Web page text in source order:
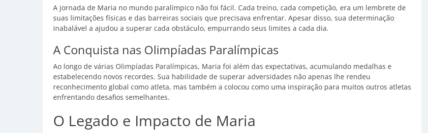
A jornada de Maria no mundo paralímpico não foi fácil. Cada treino, cada competição, era um lembrete de
suas limitações físicas e das barreiras sociais que precisava enfrentar. Apesar disso, sua determinação
inabalável a ajudou a superar cada obstáculo, empurrando seus limites a cada dia.
A Conquista nas Olimpíadas Paralímpicas
Ao longo de várias Olimpíadas Paralímpicas, Maria foi além das expectativas, acumulando medalhas e
estabelecendo novos recordes. Sua habilidade de superar adversidades não apenas lhe rendeu
reconhecimento global como atleta, mas também a colocou como uma inspiração para muitos outros atletas
enfrentando desafios semelhantes.
O Legado e Impacto de Maria